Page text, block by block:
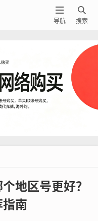

搜索

导航
地区号更好？
南